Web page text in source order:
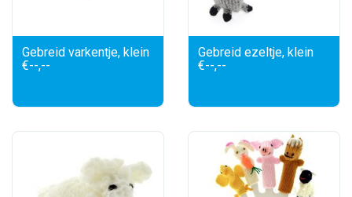
Gebreid varkentje, klein
€--,--
Gebreid ezeltje, klein
€--,--